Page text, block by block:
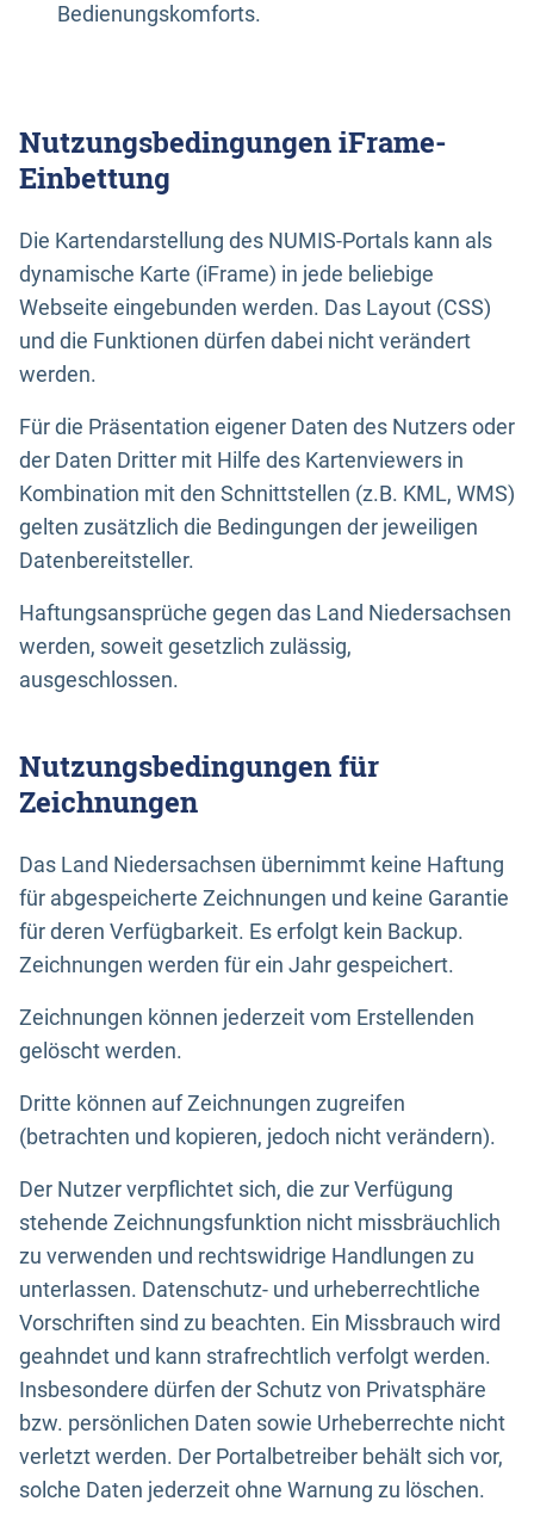
Bedienungskomforts.
Nutzungsbedingungen iFrame-
Einbettung
Die Kartendarstellung des NUMIS-Portals kann als
dynamische Karte (iFrame) in jede beliebige
Webseite eingebunden werden. Das Layout (CSS)
und die Funktionen dürfen dabei nicht verändert
werden.
Für die Präsentation eigener Daten des Nutzers oder
der Daten Dritter mit Hilfe des Kartenviewers in
Kombination mit den Schnittstellen (z.B. KML, WMS)
gelten zusätzlich die Bedingungen der jeweiligen
Datenbereitsteller.
Haftungsansprüche gegen das Land Niedersachsen
werden, soweit gesetzlich zulässig,
ausgeschlossen.
Nutzungsbedingungen für
Zeichnungen
Das Land Niedersachsen übernimmt keine Haftung
für abgespeicherte Zeichnungen und keine Garantie
für deren Verfügbarkeit. Es erfolgt kein Backup.
Zeichnungen werden für ein Jahr gespeichert.
Zeichnungen können jederzeit vom Erstellenden
gelöscht werden.
Dritte können auf Zeichnungen zugreifen
(betrachten und kopieren, jedoch nicht verändern).
Der Nutzer verpflichtet sich, die zur Verfügung
stehende Zeichnungsfunktion nicht missbräuchlich
zu verwenden und rechtswidrige Handlungen zu
unterlassen. Datenschutz- und urheberrechtliche
Vorschriften sind zu beachten. Ein Missbrauch wird
geahndet und kann strafrechtlich verfolgt werden.
Insbesondere dürfen der Schutz von Privatsphäre
bzw. persönlichen Daten sowie Urheberrechte nicht
verletzt werden. Der Portalbetreiber behält sich vor,
solche Daten jederzeit ohne Warnung zu löschen.